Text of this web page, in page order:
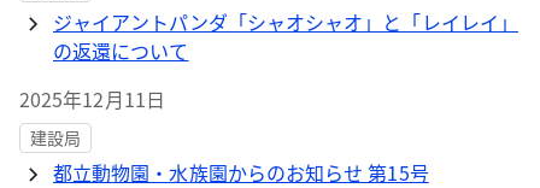
ジャイアントパンダ「シャオシャオ」と「レイレイ」
の返還について
2025年12月11日
建設局
都立動物園・水族園からのお知らせ 第15号